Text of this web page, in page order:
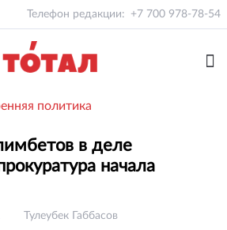
Телефон редакции: +7 700 978-78-54
политика
в деле
начала
Тулеубек Габбасов